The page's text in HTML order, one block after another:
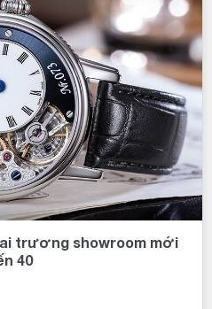
trương showroom mới
40